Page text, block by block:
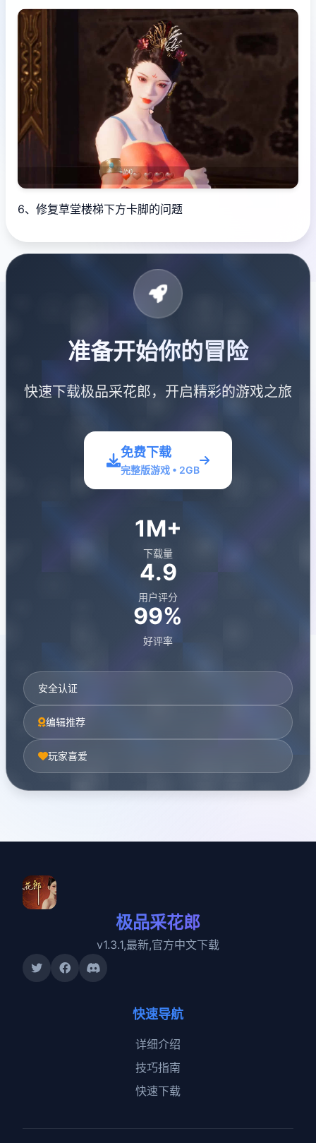
6、修复草堂楼梯下方卡脚的问题
准备开始你的冒险
快速下载极品采花郎，开启精彩的游戏之旅
免费下载
完整版游戏 • 2GB
1M+
下载量
4.9
用户评分
99%
好评率
安全认证
编辑推荐
玩家喜爱
极品采花郎
v1.3.1,最新,官方中文下载
快速导航
详细介绍
技巧指南
快速下载